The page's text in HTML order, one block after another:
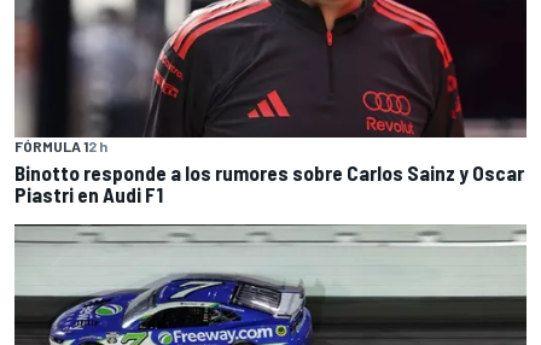
FÓRMULA 12 h
Binotto responde a los rumores sobre Carlos Sainz y Oscar
Piastri en Audi F1